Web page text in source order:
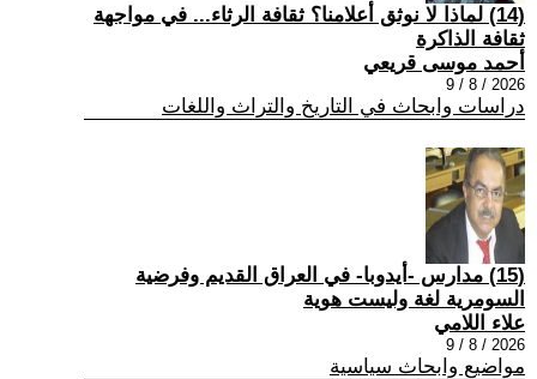
(14) لماذا لا نوثق أعلامنا؟ ثقافة الرثاء... في مواجهة
ثقافة الذاكرة
أحمد موسى قريعي
2026 / 8 / 9
دراسات وابحاث في التاريخ والتراث واللغات
(15) مدارس -أيدوبا- في العراق القديم وفرضية
السومرية لغة وليست هوية
علاء اللامي
2026 / 8 / 9
مواضيع وابحاث سياسية